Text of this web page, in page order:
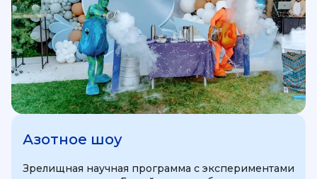
Азотное шоу
Зрелищная научная программа с экспериментами